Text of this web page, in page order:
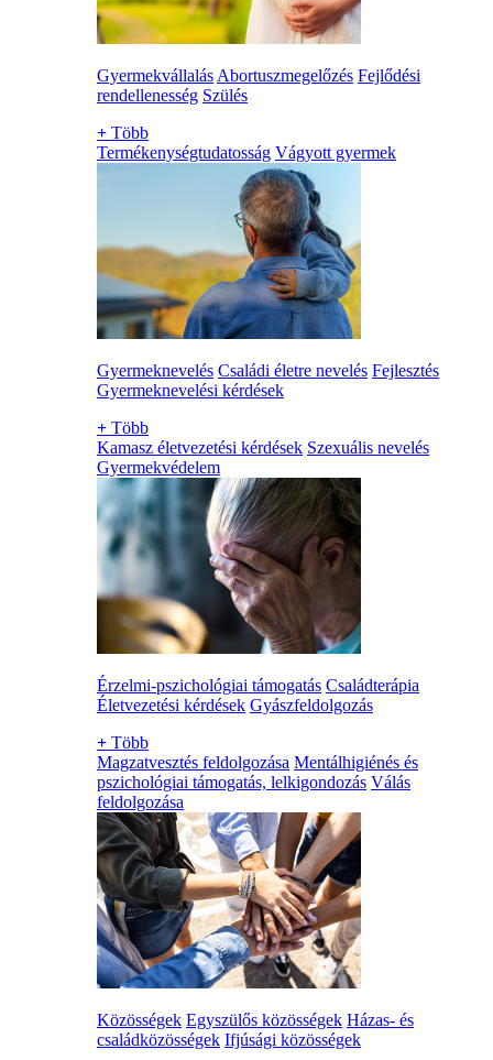
Gyermekvállalás Abortuszmegelőzés Fejlődési
rendellenesség Szülés
+ Több
Termékenységtudatosság Vágyott gyermek
Gyermeknevelés Családi életre nevelés Fejlesztés
Gyermeknevelési kérdések
+ Több
Kamasz életvezetési kérdések Szexuális nevelés
Gyermekvédelem
Érzelmi-pszichológiai támogatás Családterápia
Életvezetési kérdések Gyászfeldolgozás
+ Több
Magzatvesztés feldolgozása Mentálhigiénés és
pszichológiai támogatás, lelkigondozás Válás
feldolgozása
Közösségek Egyszülős közösségek Házas- és
családközösségek Ifjúsági közösségek